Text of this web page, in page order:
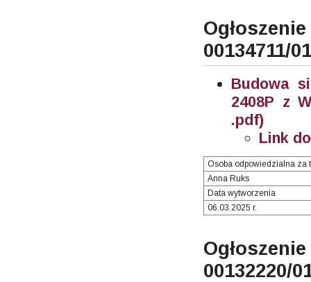
00134711/
Budowa
2408P z
.pdf)
Link
Osoba odpowiedzialna za
Anna Ruks
Data wytworzenia
06.03.2025 r.
00132220/